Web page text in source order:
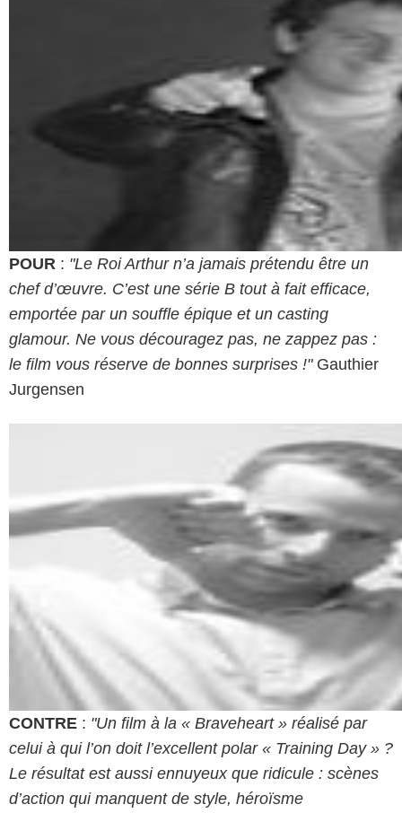
POUR : "Le Roi Arthur n’a jamais prétendu être un
chef d’œuvre. C’est une série B tout à fait efficace,
emportée par un souffle épique et un casting
glamour. Ne vous découragez pas, ne zappez pas :
le film vous réserve de bonnes surprises !"Gauthier
Jurgensen
CONTRE : "Un film à la « Braveheart » réalisé par
celui à qui l’on doit l’excellent polar « Training Day » ?
Le résultat est aussi ennuyeux que ridicule : scènes
d’action qui manquent de style, héroïsme